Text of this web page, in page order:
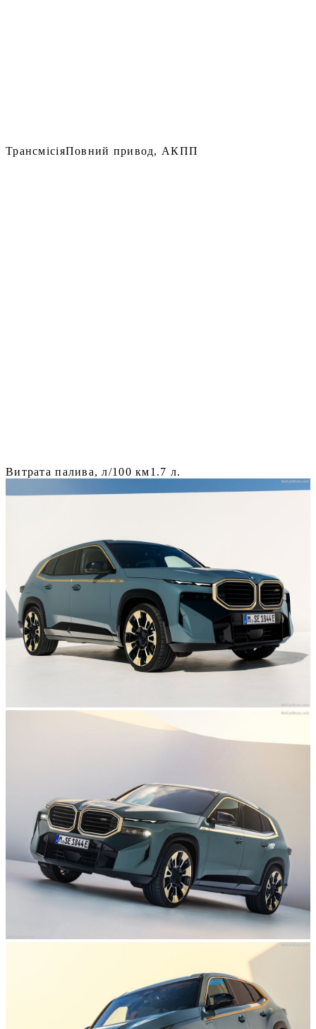
ТрансмісіяПовний привод, АКПП
Витрата палива, л/100 км1.7 л.